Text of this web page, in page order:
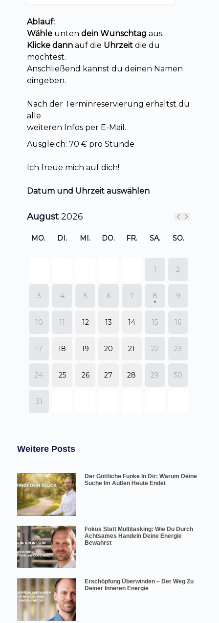
Weitere Posts
Der Göttliche Funke In Dir: Warum Deine
Suche Im Außen Heute Endet
Fokus Statt Multitasking: Wie Du Durch
Achtsames Handeln Deine Energie
Bewahrst
Erschöpfung Überwinden – Der Weg Zu
Deiner Inneren Energie